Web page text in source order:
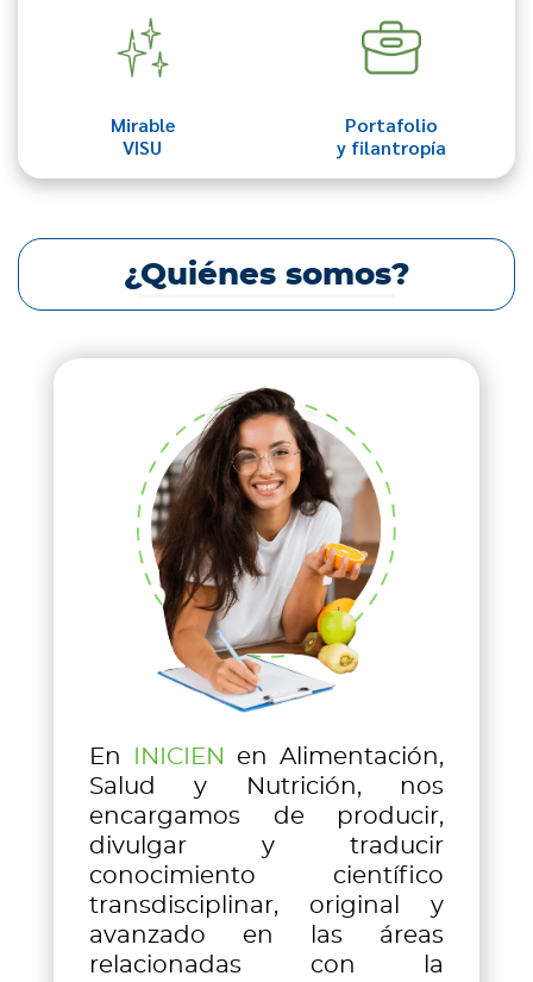
Mirable
VISU
Portafolio
y filantropía
¿Quiénes somos?
En INICIEN
en Alimentación,
Salud y Nutrición, nos
encargamos de producir,
divulgar y traducir
conocimiento científico
transdisciplinar, original y
avanzado en las áreas
relacionadas con la